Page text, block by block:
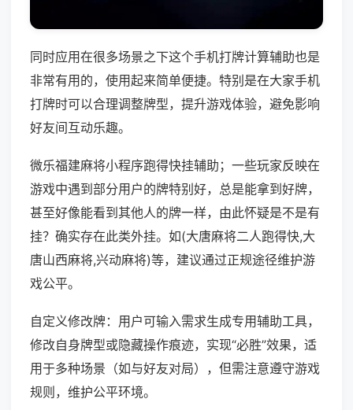
同时应用在很多场景之下这个手机打牌计算辅助也是
非常有用的，使用起来简单便捷。特别是在大家手机
打牌时可以合理调整牌型，提升游戏体验，避免影响
好友间互动乐趣。
微乐福建麻将小程序跑得快挂辅助；一些玩家反映在
游戏中遇到部分用户的牌特别好，总是能拿到好牌，
甚至好像能看到其他人的牌一样，由此怀疑是不是有
挂？确实存在此类外挂。如(大唐麻将二人跑得快,大
唐山西麻将,兴动麻将)等，建议通过正规途径维护游
戏公平。
自定义修改牌：用户可输入需求生成专用辅助工具，
修改自身牌型或隐藏操作痕迹，实现“必胜”效果，适
用于多种场景（如与好友对局），但需注意遵守游戏
规则，维护公平环境。